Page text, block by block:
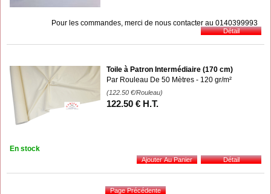
Pour les commandes, merci de nous contacter au 0140399993
Toile à Patron Intermédiaire (170 cm)
Par Rouleau De 50 Mètres - 120 gr/m²
(122.50 €/Rouleau)
122.50 € H.T.
En stock